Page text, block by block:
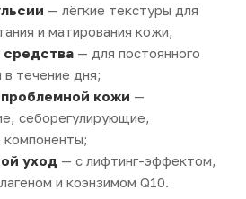
— лёгкие текстуры для
и матирования кожи;
— для постоянного
течение дня;
кожи —
себорегулирующие,
уход — с лифтинг-эффектом,
и коэнзимом Q10.